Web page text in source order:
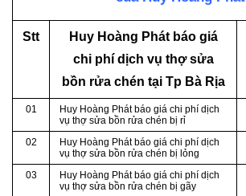
Stt
Huy Hoàng Phát báo giá
chi phí dịch vụ thợ sửa
bồn rửa chén tại Tp Bà Rịa
01
Huy Hoàng Phát báo giá chi phí dịch
vụ thợ sửa bồn rửa chén bị rỉ
02
Huy Hoàng Phát báo giá chi phí dịch
vụ thợ sửa bồn rửa chén bị lỏng
03
Huy Hoàng Phát báo giá chi phí dịch
vụ thợ sửa bồn rửa chén bị gãy